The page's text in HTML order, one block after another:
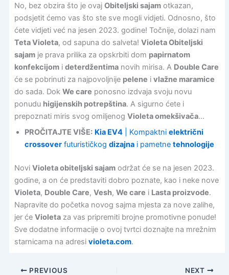
No, bez obzira što je ovaj Obiteljski sajamotkazan,
podsjetit ćemo vas što ste sve mogli vidjeti. Odnosno, što
ćete vidjeti već na jesen 2023. godine! Točnije, dolazi nam
Teta Violeta, od sapuna do salveta! Violeta Obiteljski
sajamje prava prilika za opskrbiti dom papirnatom
konfekcijomi deterdžentimanovih mirisa. A Double Care
će se pobrinuti za najpovoljnije pelene i vlažne maramice
do sada. Dok We care ponosno izdvaja svoju novu
ponudu higijenskih potrepština. A sigurno ćete i
prepoznati miris svog omiljenog Violeta omekšivača…
PROČITAJTE VIŠE: Kia EV4| Kompaktni električni
crossoverfuturističkog dizajnai pametne tehnologije
Novi Violeta obiteljski sajamodržat će se na jesen 2023.
godine, a on će predstaviti dobro poznate, kao i neke nove
Violeta, Double Care, Vesh, We care i Lasta proizvode.
Napravite do početka novog sajma mjesta za nove zalihe,
jer će Violetaza vas pripremiti brojne promotivne ponude!
Sve dodatne informacije o ovoj tvrtci doznajte na mrežnim
starnicama na adresi violeta.com.
PREVIOUS NEXT